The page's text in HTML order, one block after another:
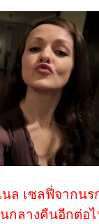
ล เซลฟี่จากน
กลางคืนอีกต่อ